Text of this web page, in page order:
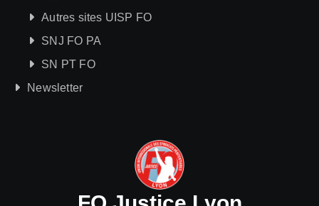
Autres sites UISP FO
SNJ FO PA
SN PT FO
Newsletter